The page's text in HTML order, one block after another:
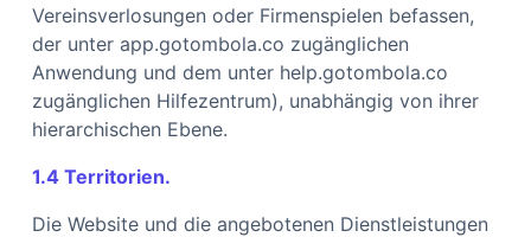
Vereinsverlosungen oder Firmenspielen befassen,
der unter app.gotombola.co zugänglichen
Anwendung und dem unter help.gotombola.co
zugänglichen Hilfezentrum), unabhängig von ihrer
hierarchischen Ebene.
1.4 Territorien.
Die Website und die angebotenen Dienstleistungen